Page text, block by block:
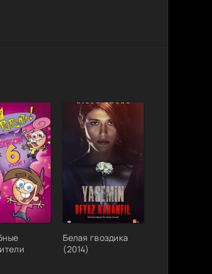
Белая гвоздика
(2014)